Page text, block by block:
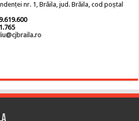
nr. 1, Brăila, jud. Brăila, cod poștal